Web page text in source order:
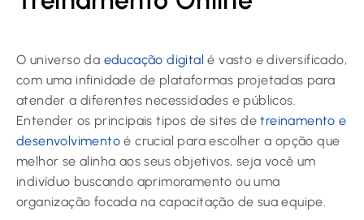
O universo da educação digital é vasto e diversificado,
com uma infinidade de plataformas projetadas para
atender a diferentes necessidades e públicos.
Entender os principais tipos de sites detreinamento e
desenvolvimento é crucial para escolher a opção que
melhor se alinha aos seus objetivos, seja você um
indivíduo buscando aprimoramento ou uma
organização focada na capacitação de sua equipe.